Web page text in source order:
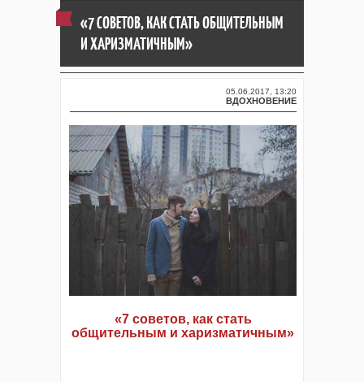
«7 СОВЕТОВ, КАК СТАТЬ ОБЩИТЕЛЬНЫМ
И ХАРИЗМАТИЧНЫМ»
05.06.2017, 13:20
ВДОХНОВЕНИЕ
«7 советов, как стать
общительным и харизматичным»